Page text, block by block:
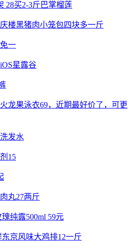
28买2-3斤巴掌榴莲
楼黑猪肉小笼包四块多一斤
一
星露谷
龙果泳衣69，近期最好价了，可更
发水
15
丸27两斤
纯露500ml 59元
东京风味大鸡排12一斤